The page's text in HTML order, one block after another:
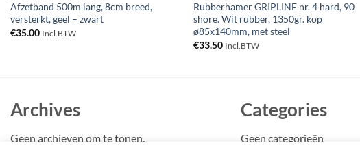
Afzetband 500m lang, 8cm breed,
versterkt, geel – zwart
€35.00 Incl.BTW
Rubberhamer GRIPLINE nr. 4 hard, 90
shore. Wit rubber, 1350gr. kop
ø85x140mm, met steel
€33.50 Incl.BTW
Archives
Geen archieven om te tonen.
Categories
Geen categorieën